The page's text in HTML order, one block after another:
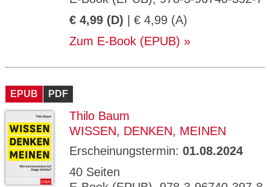
€ 4,99 (D) | € 4,99 (A)
Zum E-Book (EPUB)
EPUB PDF
Thilo Baum
WISSEN, DENKEN, MEINEN
Erscheinungstermin: 01.08.2024
40 Seiten